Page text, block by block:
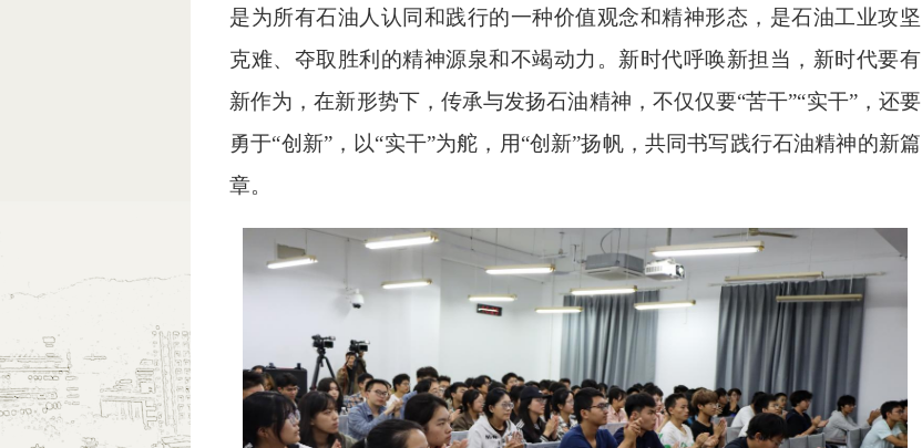
是为所有石油人认同和践行的一种价值观念和精神形态，是石油工业攻坚
克难、夺取胜利的精神源泉和不竭动力。新时代呼唤新担当，新时代要有
新作为，在新形势下，传承与发扬石油精神，不仅仅要“苦干”“实干”，还要
勇于“创新”，以“实干”为舵，用“创新”扬帆，共同书写践行石油精神的新篇
章。